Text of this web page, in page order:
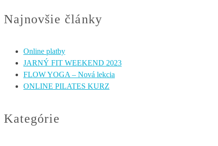
Najnovšie články
Online platby
JARNÝ FIT WEEKEND 2023
FLOW YOGA – Nová lekcia
ONLINE PILATES KURZ
Kategórie